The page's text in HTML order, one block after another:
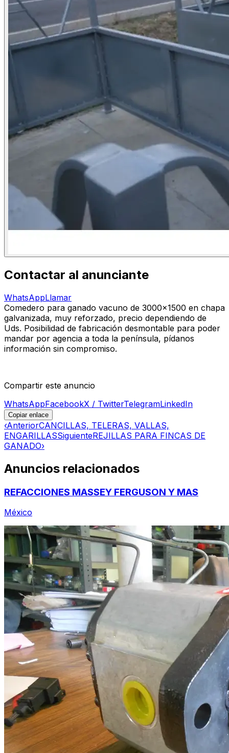
Contactar al anunciante
WhatsAppLlamar
Comedero para ganado vacuno de 3000x1500 en chapa
galvanizada, muy reforzado, precio dependiendo de
Uds. Posibilidad de fabricación desmontable para poder
mandar por agencia a toda la península, pídanos
información sin compromiso.
Compartir este anuncio
WhatsAppFacebookX / TwitterTelegramLinkedIn
Copiar enlace
‹AnteriorCANCILLAS, TELERAS, VALLAS,
ENGARILLASSiguienteREJILLAS PARA FINCAS DE
GANADO›
Anuncios relacionados
REFACCIONES MASSEY FERGUSON Y MAS
México